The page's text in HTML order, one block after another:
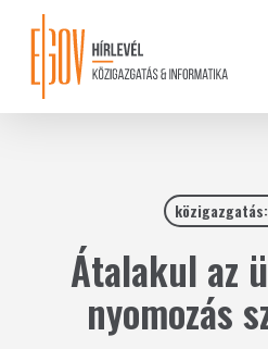
content
Átalakul az
nyomozás